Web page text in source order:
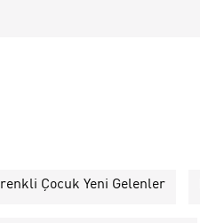
Çocuk Yeni Gelenler